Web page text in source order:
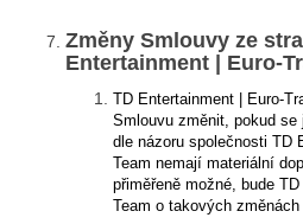
Změny Smlouvy ze
Entertainment | Euro-
TD Entertainment | Euro-
Smlouvu změnit, pokud se
dle názoru společnosti TD
Team nemají materiální
přiměřeně možné, bude
Team o takových